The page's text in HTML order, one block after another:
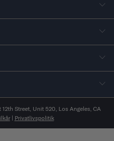
Street, Unit 520, Los Angeles, CA
| Privatlivspolitik